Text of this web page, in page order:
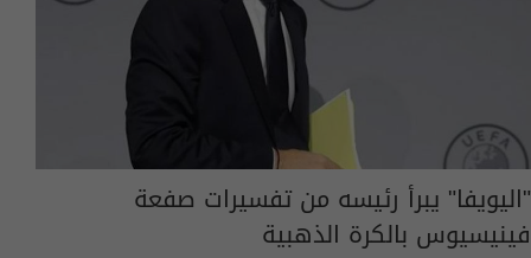
"اليويفا" يبرأ رئيسه من تفسيرات صفعة
فينيسيوس بالكرة الذهبية